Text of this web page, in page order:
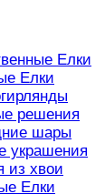
Елки
Елки
решения
шары
украшения
из хвои
Елки